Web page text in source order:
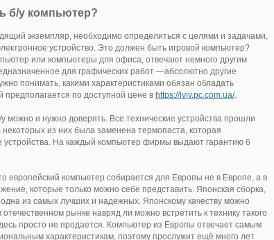
б/у компьютер?
экземпляр, необходимо определиться с целями и задачами,
устройство. Это должен быть игровой компьютер?
или компьютеры для офиса, отвечают немного другим
для графических работ —абсолютно другие
понимать, какими характеристиками обязан обладать
предполагается по доступной цене в https://lviv.pc.com.ua/.
можно и нужно доверять. Все технические устройства прошли
из них была заменена термопаста, которая
устройства. На каждый компьютер фирмы выдают гарантию 6
европейский компьютер собирается для Европы не в Европе, а в
которые только можно себе представить. Японская сборка,
из самых лучших и надежных. Японскому качеству можно
рынке навряд ли можно встретить к технику такого
просто не продается. Компьютер из Европы отвечает самым
характеристикам, поэтому прослужит ещё много лет